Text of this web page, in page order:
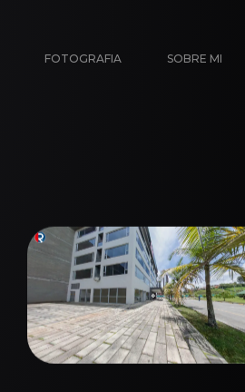
FOTOGRAFIA SOBRE MI